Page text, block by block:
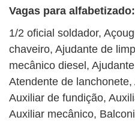
Vagas para alfabetizado:
1/2 oficial soldador,
chaveiro, Ajudante de
mecânico diesel,
Atendente de
Auxiliar de fundição,
Auxiliar mecânico,